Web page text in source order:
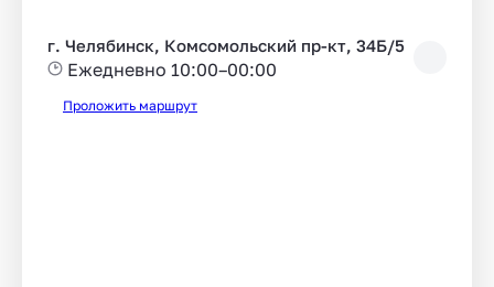
г. Челябинск, Комсомольский пр-кт, 34Б/5
Ежедневно 10:00–00:00
Проложить маршрут